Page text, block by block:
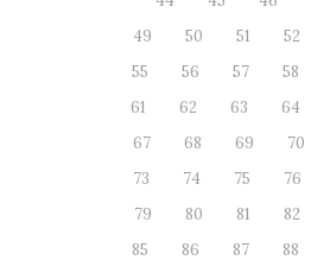
49
50 51 52
55
56 57 58
61
62 63 64
67
68 69 70
73
74 75 76
79
80 81 82
85
86 87 88